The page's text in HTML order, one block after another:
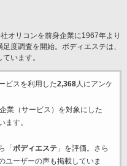
オリコンを前身企業に1967年より
度調査を開始。ボディエステは、
います。
ビスを利用した2,368人にアンケ
業（サービス）を対象にした
ます。
「 ボディエステ」を評価。さら
ユーザーの声も掲載していま